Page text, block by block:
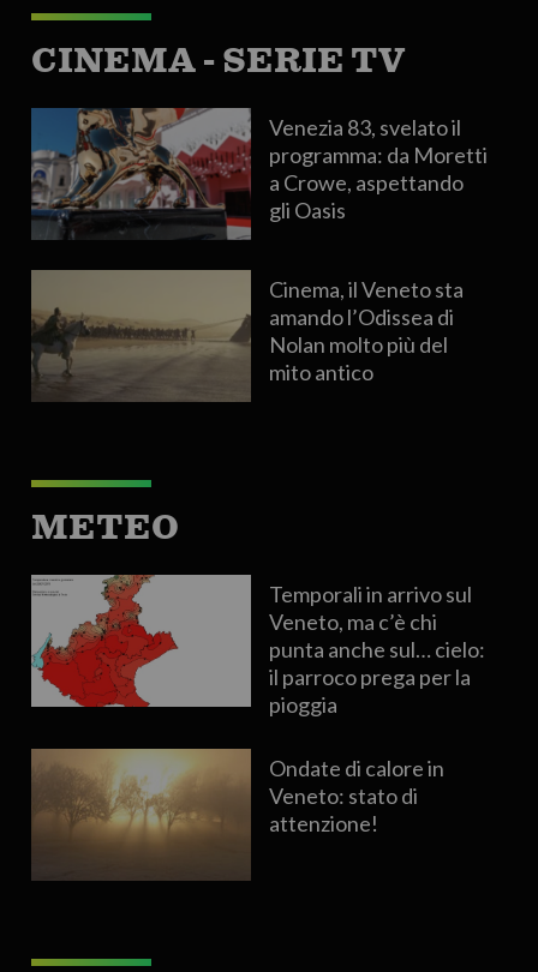
CINEMA - SERIE TV
Venezia 83, svelato il
programma: da Moretti
a Crowe, aspettando
gli Oasis
Cinema, il Veneto sta
amando l’Odissea di
Nolan molto più del
mito antico
METEO
Temporali in arrivo sul
Veneto, ma c’è chi
punta anche sul… cielo:
il parroco prega per la
pioggia
Ondate di calore in
Veneto: stato di
attenzione!